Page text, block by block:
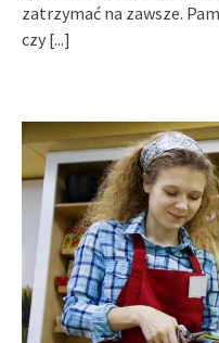
zatrzymać na zawsze.
czy [...]